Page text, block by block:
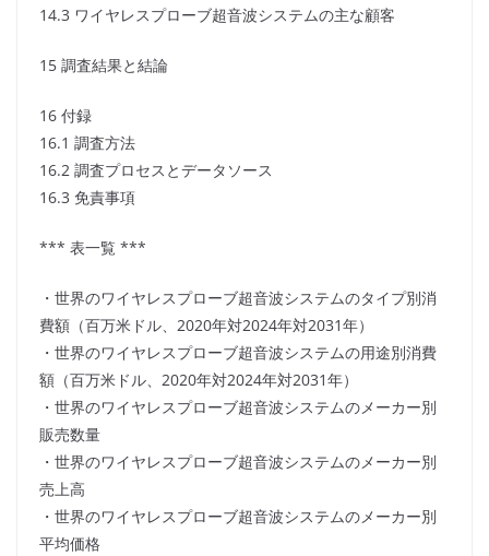
14.3 ワイヤレスプローブ超音波システムの主な顧客
15 調査結果と結論
16 付録
16.1 調査方法
16.2 調査プロセスとデータソース
16.3 免責事項
*** 表一覧 ***
・世界のワイヤレスプローブ超音波システムのタイプ別消
費額（百万米ドル、2020年対2024年対2031年）
・世界のワイヤレスプローブ超音波システムの用途別消費
額（百万米ドル、2020年対2024年対2031年）
・世界のワイヤレスプローブ超音波システムのメーカー別
販売数量
・世界のワイヤレスプローブ超音波システムのメーカー別
売上高
・世界のワイヤレスプローブ超音波システムのメーカー別
平均価格